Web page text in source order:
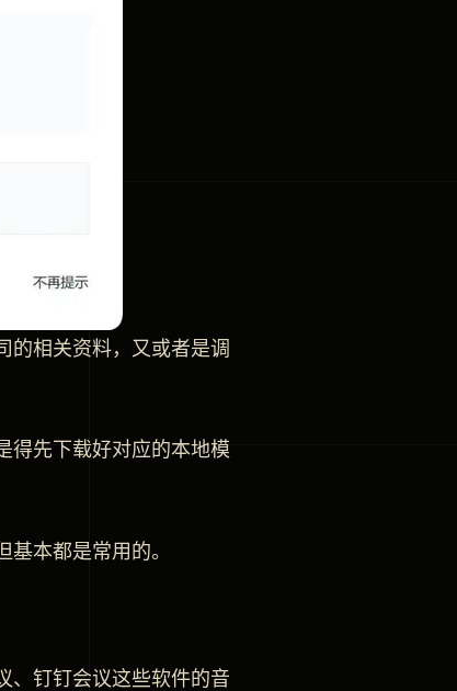
的相关资料，又或者是调
得先下载好对应的本地模
本都是常用的。
、钉钉会议这些软件的音